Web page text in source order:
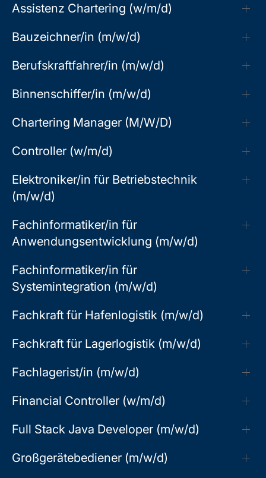
Assistenz Chartering (w/m/d)
Bauzeichner/in (m/w/d)
Berufskraftfahrer/in (m/w/d)
Binnenschiffer/in (m/w/d)
Chartering Manager (M/W/D)
Controller (w/m/d)
Elektroniker/in für Betriebstechnik
(m/w/d)
Fachinformatiker/in für
Anwendungsentwicklung (m/w/d)
Fachinformatiker/in für
Systemintegration (m/w/d)
Fachkraft für Hafenlogistik (m/w/d)
Fachkraft für Lagerlogistik (m/w/d)
Fachlagerist/in (m/w/d)
Financial Controller (w/m/d)
Full Stack Java Developer (m/w/d)
Großgerätebediener (m/w/d)